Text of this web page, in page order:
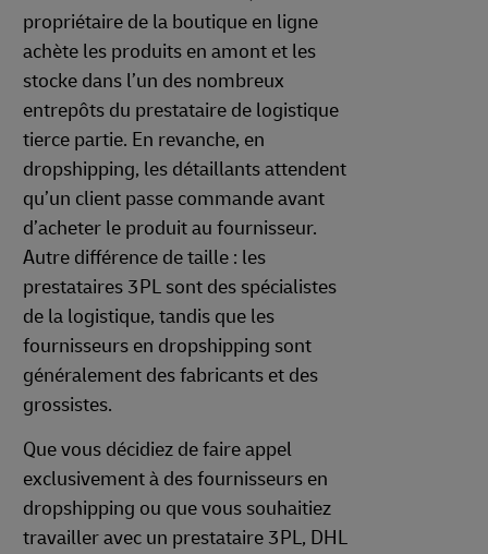
propriétaire de la boutique en ligne
achète les produits en amont et les
stocke dans l’un des nombreux
entrepôts du prestataire de logistique
tierce partie. En revanche, en
dropshipping, les détaillants attendent
qu’un client passe commande avant
d’acheter le produit au fournisseur.
Autre différence de taille : les
prestataires 3PL sont des spécialistes
de la logistique, tandis que les
fournisseurs en dropshipping sont
généralement des fabricants et des
grossistes.
Que vous décidiez de faire appel
exclusivement à des fournisseurs en
dropshipping ou que vous souhaitiez
travailler avec un prestataire 3PL, DHL